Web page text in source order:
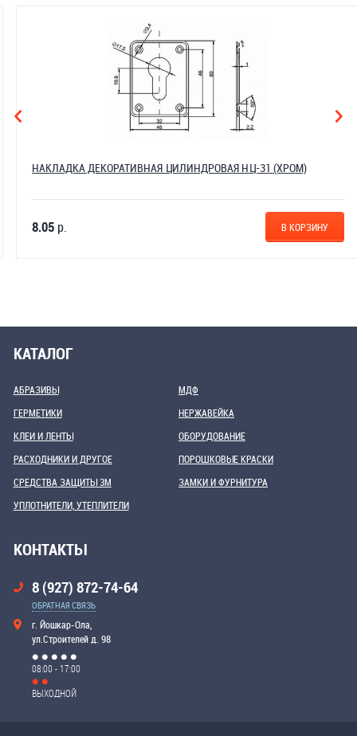
НАКЛАДКА ДЕКОРАТИВНАЯ ЦИЛИНДРОВАЯ НЦ-31 (ХРОМ)
8.05р. В КОРЗИНУ
КАТАЛОГ
АБРАЗИВЫ
ГЕРМЕТИКИ
КЛЕИ И ЛЕНТЫ
МДФ
НЕРЖАВЕЙКА
ОБОРУДОВАНИЕ
РАСХОДНИКИ И ДРУГОЕ
СРЕДСТВА ЗАЩИТЫ 3М
УПЛОТНИТЕЛИ, УТЕПЛИТЕЛИ
ПОРОШКОВЫЕ КРАСКИ
ЗАМКИ И ФУРНИТУРА
КОНТАКТЫ
8 (927) 872-74-64
ОБРАТНАЯ СВЯЗЬ
г. Йошкар-Ола,
ул.Строителей д. 98
08:00 - 17:00
ВЫХОДНОЙ